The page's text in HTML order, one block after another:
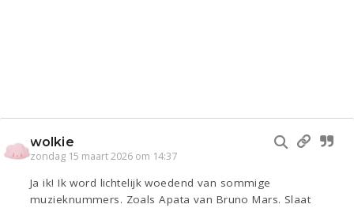
wolkie
zondag 15 maart 2026 om 14:37
Ja ik! Ik word lichtelijk woedend van sommige
muzieknummers. Zoals Apata van Bruno Mars. Slaat